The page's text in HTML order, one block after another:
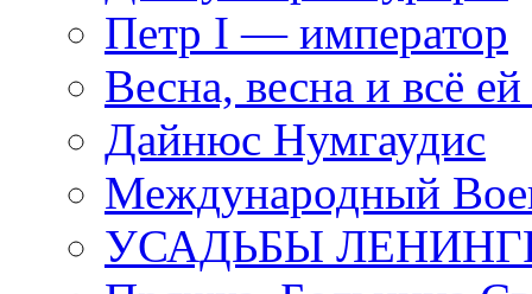
Петр I — император
Весна, весна и всё
Дайнюс Нумгаудис
Международный
УСАДЬБЫ